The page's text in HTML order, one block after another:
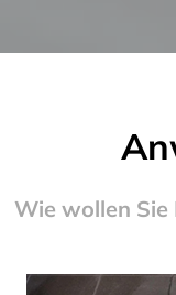
Wie wollen Sie